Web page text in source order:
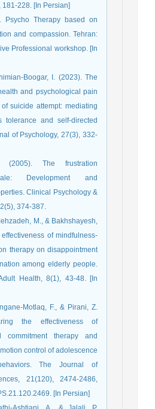
181-228. [In Persian]
Psycho Therapy based on
and compassion. Tehran:
Professional workshop. [In
Boogar, I. (2023). The
and psychological pain
suicide attempt: mediating
tolerance and self-directed
of Psychology, 27(3), 332-
(2005). The frustration
Development and
Clinical Psychology &
374-387.
M., & Bakhshayesh,
of mindfulness-
therapy on disappointment
among elderly people.
Health, 8(1), 43-48. [In
Motlaq, F., & Pirani, Z.
the effectiveness of
commitment therapy and
control of adolescence
The Journal of
21(120), 2474-2486,
[In Persian]